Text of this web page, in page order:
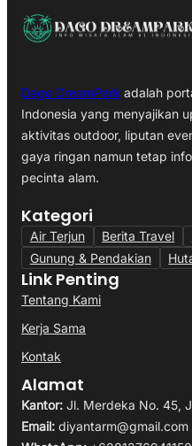
Dago DreamPark adalah
Indonesia yang menyajikan
aktivitas outdoor, liputan
gaya ringan namun tetap
pecinta alam.
Kategori
Air Terjun Berita Travel
Gunung & Pendakian
Link Penting
Tentang Kami
Kerja Sama
Kontak
Alamat
Kantor: Jl. Merdeka No. 45,
Email: diyantarm@gmail.com